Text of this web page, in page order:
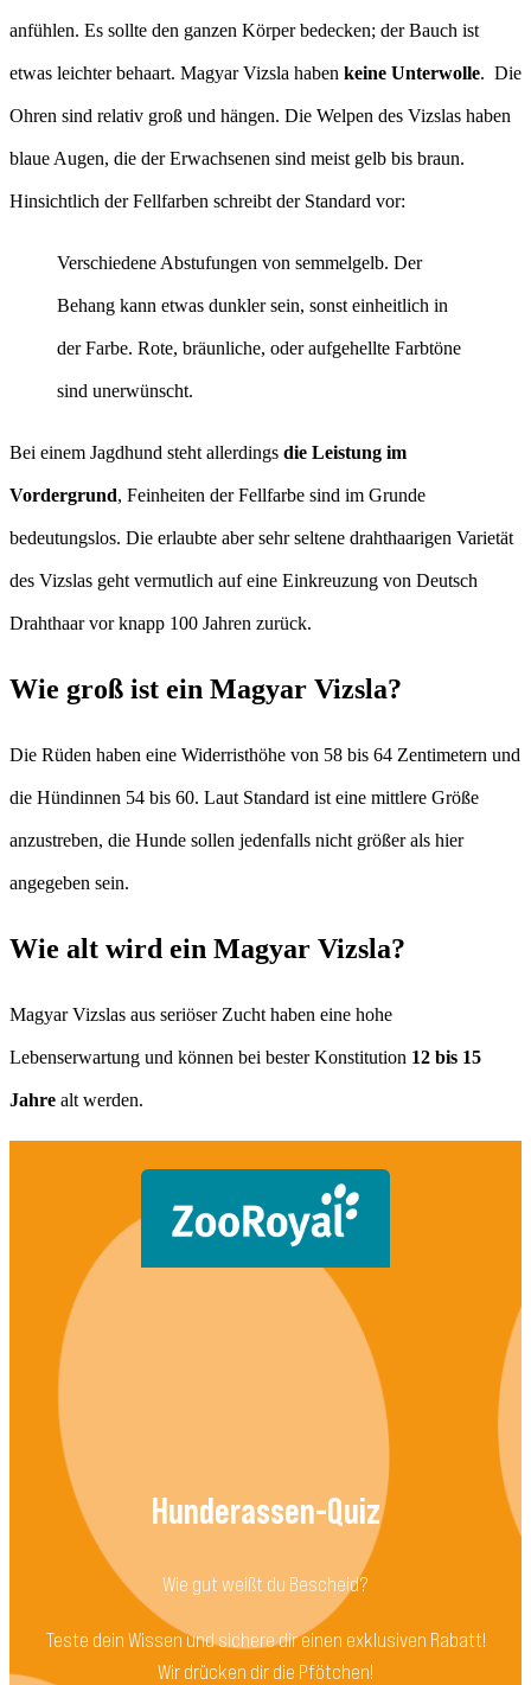
anfühlen. Es sollte den ganzen Körper bedecken; der Bauch ist
etwas leichter behaart. Magyar Vizsla haben keine Unterwolle. Die
Ohren sind relativ groß und hängen. Die Welpen des Vizslas haben
blaue Augen, die der Erwachsenen sind meist gelb bis braun.
Hinsichtlich der Fellfarben schreibt der Standard vor:
Verschiedene Abstufungen von semmelgelb. Der
Behang kann etwas dunkler sein, sonst einheitlich in
der Farbe. Rote, bräunliche, oder aufgehellte Farbtöne
sind unerwünscht.
Bei einem Jagdhund steht allerdings die Leistung im
Vordergrund, Feinheiten der Fellfarbe sind im Grunde
bedeutungslos. Die erlaubte aber sehr seltene drahthaarigen Varietät
des Vizslas geht vermutlich auf eine Einkreuzung von Deutsch
Drahthaar vor knapp 100 Jahren zurück.
Wie groß ist ein Magyar Vizsla?
Die Rüden haben eine Widerristhöhe von 58 bis 64 Zentimetern und
die Hündinnen 54 bis 60. Laut Standard ist eine mittlere Größe
anzustreben, die Hunde sollen jedenfalls nicht größer als hier
angegeben sein.
Wie alt wird ein Magyar Vizsla?
Magyar Vizslas aus seriöser Zucht haben eine hohe
Lebenserwartung und können bei bester Konstitution 12 bis 15
Jahre alt werden.